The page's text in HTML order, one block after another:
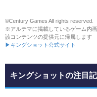
©Century Games All rights reserved.
※アルテマに掲載しているゲーム内
該コンテンツの提供元に帰属します
▶キングショット公式サイト
キングショットの注目